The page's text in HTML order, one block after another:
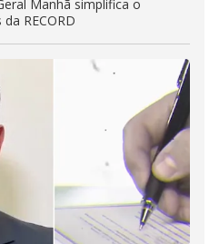
Manhã simplifica o
RECORD